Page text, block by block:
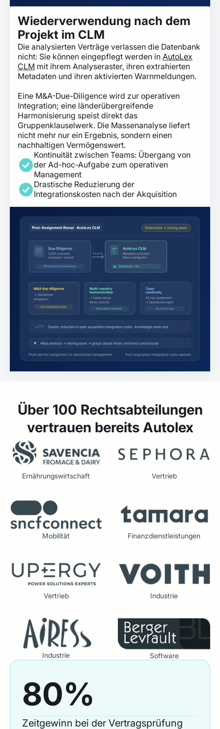
Wiederverwendung nach dem
Projekt im CLM
Die analysierten Verträge verlassen die Datenbank
nicht: Sie können eingepflegt werden in AutoLex
CLM mit ihrem Analyseraster, ihren extrahierten
Metadaten und ihren aktivierten Warnmeldungen.
Eine M&A-Due-Diligence wird zur operativen
Integration; eine länderübergreifende
Harmonisierung speist direkt das
Gruppenklauselwerk. Die Massenanalyse liefert
nicht mehr nur ein Ergebnis, sondern einen
nachhaltigen Vermögenswert.
Kontinuität zwischen Teams: Übergang von
der Ad-hoc-Aufgabe zum operativen
Management
Drastische Reduzierung der
Integrationskosten nach der Akquisition
Über 100 Rechtsabteilungen
vertrauen bereits Autolex
Ernährungswirtschaft Vertrieb
Mobilität Finanzdienstleistungen
Vertrieb Industrie
Industrie Software
80%
Zeitgewinn bei der Vertragsprüfung